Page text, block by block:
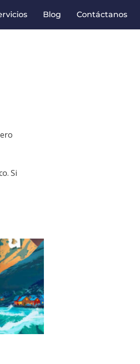
Blog Contáctanos
Si